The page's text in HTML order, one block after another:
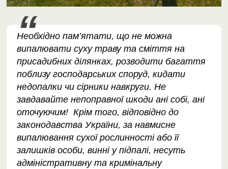
Необхідно пам’ятати, що не можна
випалювати суху траву та сміття на
присадибних ділянках, розводити багаття
поблизу господарських споруд, кидати
недопалки чи сірники навкруги. Не
завдавайте непоправної шкоди ані собі, ані
оточуючим! Крім того, відповідно до
законодавства України, за навмисне
випалювання сухої рослинності або її
залишків особи, винні у підпалі, несуть
адміністративну та кримінальну